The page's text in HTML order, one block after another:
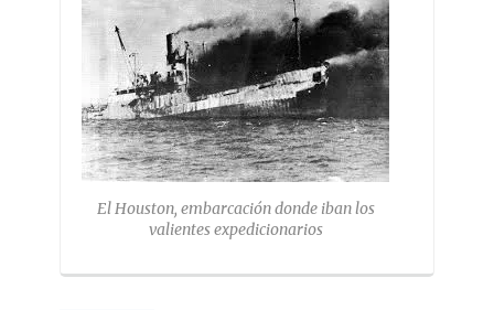
El Houston, embarcación donde iban los
valientes expedicionarios